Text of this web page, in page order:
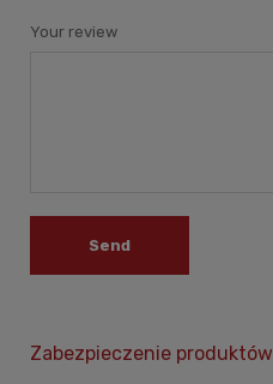
Your review
Send
Zabezpieczenie produktów